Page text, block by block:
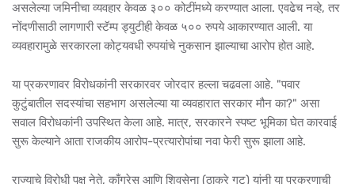
असलेल्या जमिनीचा व्यवहार केवळ ३०० कोटींमध्ये करण्यात आला. एवढेच नव्हे, तर
नोंदणीसाठी लागणारी स्टॅम्प ड्युटीही केवळ ५०० रुपये आकारण्यात आली. या
व्यवहारामुळे सरकारला कोट्यवधी रुपयांचे नुकसान झाल्याचा आरोप होत आहे.
या प्रकरणावर विरोधकांनी सरकारवर जोरदार हल्ला चढवला आहे. "पवार
कुटुंबातील सदस्यांचा सहभाग असलेल्या या व्यवहारात सरकार मौन का?" असा
सवाल विरोधकांनी उपस्थित केला आहे. मात्र, सरकारने स्पष्ट भूमिका घेत कारवाई
सुरू केल्याने आता राजकीय आरोप-प्रत्यारोपांचा नवा फेरी सुरू झाला आहे.
राज्याचे विरोधी पक्ष नेते, काँग्रेस आणि शिवसेना (ठाकरे गट) यांनी या प्रकरणाची